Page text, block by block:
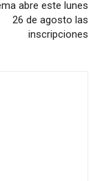
abre este lunes
26 de agosto las
inscripciones